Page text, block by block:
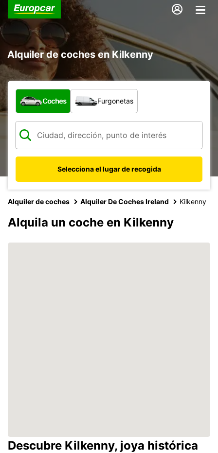
Alquiler de coches en Kilkenny
¿Qué tipo de vehículo?
Coches Furgonetas
Selecciona el lugar de recogida
Alquiler de coches Alquiler De Coches Ireland Kilkenny
Alquila un coche en Kilkenny
Descubre Kilkenny, joya histórica